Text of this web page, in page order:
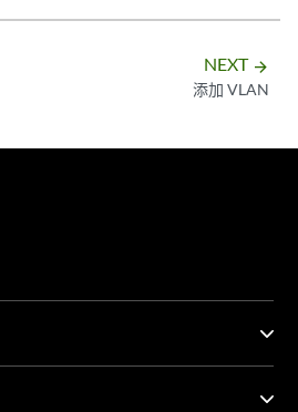
NEXT arrow_forward
添加 VLAN